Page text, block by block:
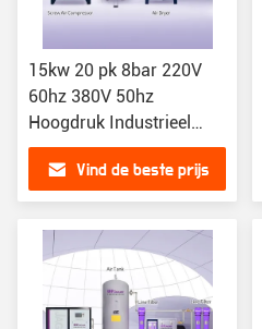
15kw 20 pk 8bar 220V
60hz 380V 50hz
Hoogdruk Industrieel
schroeftype
luchtcompressor
Vind de beste prijs